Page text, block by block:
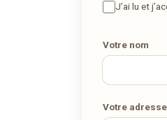
ne propose pas encore la
livré chez vous !
LA LIVRAISON SUR
J’ai lu et
Votre nom
Votre